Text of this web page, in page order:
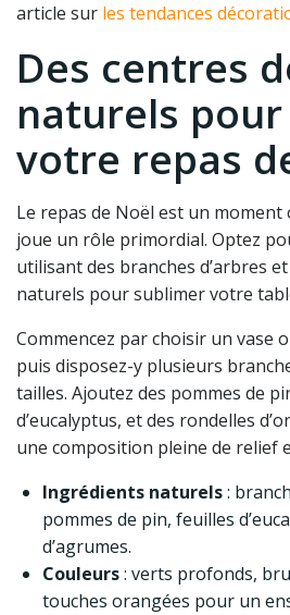
article sur les tendances
Des centres
naturels
votre repas
Le repas de Noël est un moment
joue un rôle primordial. Optez
utilisant des branches d’arbres
naturels pour sublimer votre
Commencez par choisir un vase
puis disposez-y plusieurs
tailles. Ajoutez des pommes de
d’eucalyptus, et des rondelles
une composition pleine de relief
Ingrédients naturels:
pommes de pin, feuilles
d’agrumes.
Couleurs: verts profonds,
touches orangées pour un